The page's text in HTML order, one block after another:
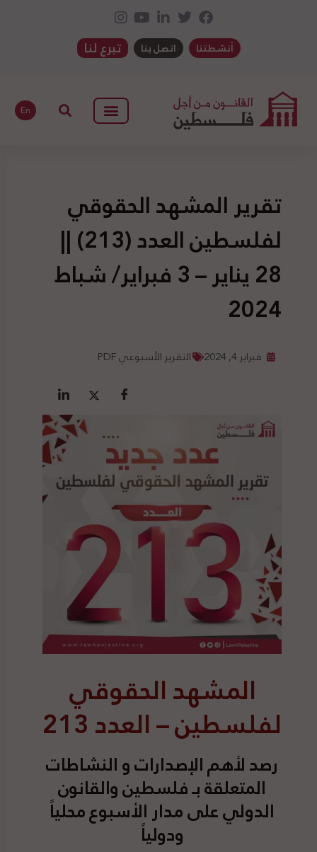
أنشطتنا اتصل بنا تبرع لنا
En
تقرير المشهد الحقوقي
لفلسطين العدد (213) ||
28 يناير – 3 فبراير/ شباط
2024
فبراير 4, 2024 التقرير الأسبوعي PDF
المشهد الحقوقي
لفلسطين – العدد 213
رصدلأهم الإصدارات و النشاطات
المتعلقة بـ فلسطين والقانون
الدولي على مدار الأسبوع محلياً
ودولياً